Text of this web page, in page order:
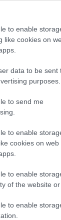
to enable
like cookies on
data to be sent
purposes.
to send me
to enable
cookies on web
to enable
of the website or
to enable
«τέλειωσε»